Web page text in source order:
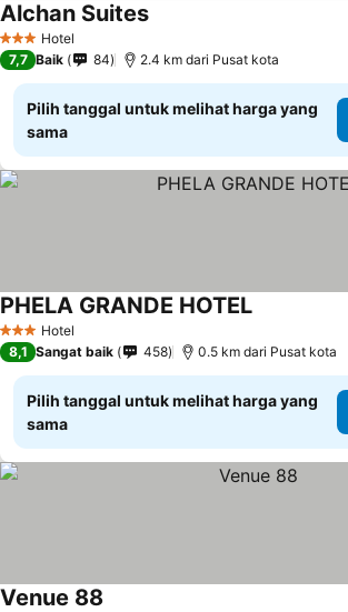
3 BintangHotel
Alchan Suites
7,7 Baik 84 2.4 km dari Pusat kota
Pilih tanggal untuk melihat harga yang
sama
3 BintangHotel
PHELA GRANDE HOTEL
8,1 Sangat baik 458 0.5 km dari Pusat kota
Pilih tanggal untuk melihat harga yang
sama
Venue 88